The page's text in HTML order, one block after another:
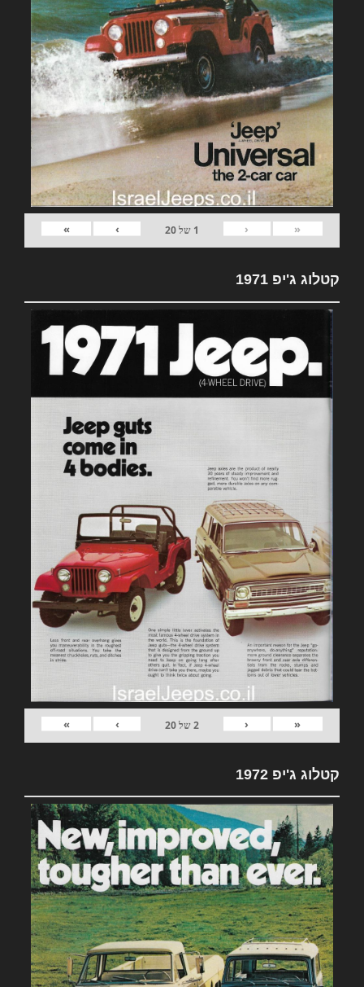
«
‹
1 של20
›
»
קטלוג ג'יפ 1971
«
‹
2של20
›
»
קטלוג ג'יפ 1972